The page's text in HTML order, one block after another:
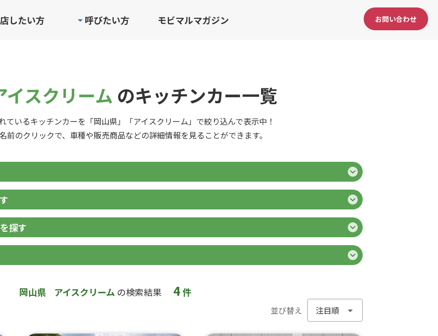
したい方 呼びたい方 モビマルマガジン お問い合わせ
イスクリーム のキッチンカー一覧
ているキッチンカーを「岡山県」「アイスクリーム」で絞り込んで表示中！
前のクリックで、車種や販売商品などの詳細情報を見ることができます。
探す
岡山県 アイスクリーム の検索結果 4件
並び替え